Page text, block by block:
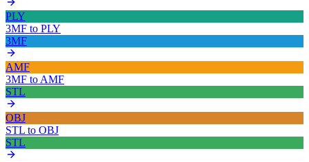
PLY
3MF to PLY
3MF
AMF
3MF to AMF
STL
OBJ
STL to OBJ
STL